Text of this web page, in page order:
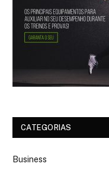
CATEGORIAS
Business